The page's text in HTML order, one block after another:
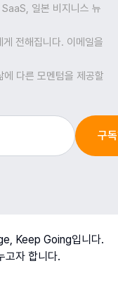
일본 비지니스 뉴
전해집니다. 이메일을
다른 모멘텀을 제공할
구
Keep Going입니다.
고자 합니다.